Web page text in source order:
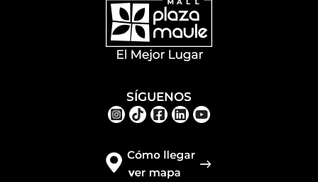
SÍGUENOS